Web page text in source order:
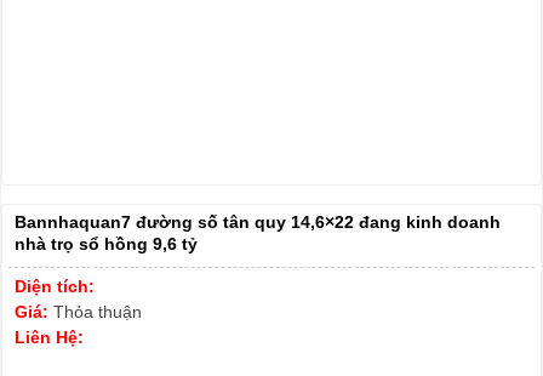
Bannhaquan7 đường số tân quy 14,6×22 đang kinh doanh
nhà trọ sổ hồng 9,6 tỷ
Diện tích:
Giá: Thỏa thuận
Liên Hệ: